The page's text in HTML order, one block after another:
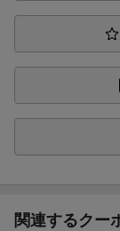
関連するクー